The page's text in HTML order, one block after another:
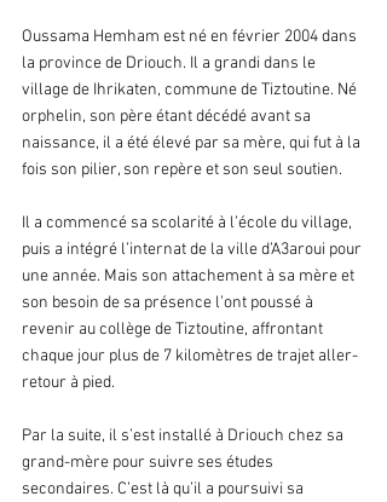
Oussama Hemham est né en février 2004 dans
la province de Driouch. Il a grandi dans le
village de Ihrikaten, commune de Tiztoutine. Né
orphelin, son père étant décédé avant sa
naissance, il a été élevé par sa mère, qui fut à la
fois son pilier, son repère et son seul soutien.
Il a commencé sa scolarité à l’école du village,
puis a intégré l’internat de la ville d’A3aroui pour
une année. Mais son attachement à sa mère et
son besoin de sa présence l’ont poussé à
revenir au collège de Tiztoutine, affrontant
chaque jour plus de 7 kilomètres de trajet aller-
retour à pied.
Par la suite, il s’est installé à Driouch chez sa
grand-mère pour suivre ses études
secondaires. C’est là qu’il a poursuivi sa